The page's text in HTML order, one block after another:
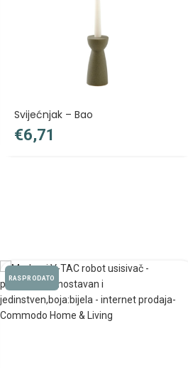
Svijećnjak – Bao
€
RASPRODATO